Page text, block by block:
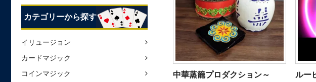
カテゴリーから探す
イリュージョン
カードマジック
コインマジック
中華蒸籠プロダクション～
ルー